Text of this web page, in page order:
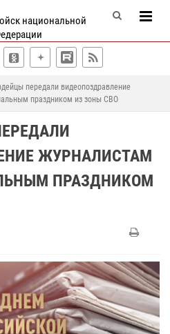
национальной
передали видеопоздравление
праздником из зоны СВО
ЖУРНАЛИСТАМ
ПРАЗДНИКОМ